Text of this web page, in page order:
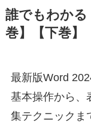
誰でもわか
巻】【下巻】
最新版Word
基本操作から、
集テクニックま